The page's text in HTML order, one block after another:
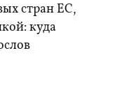
стран ЕС,
куда